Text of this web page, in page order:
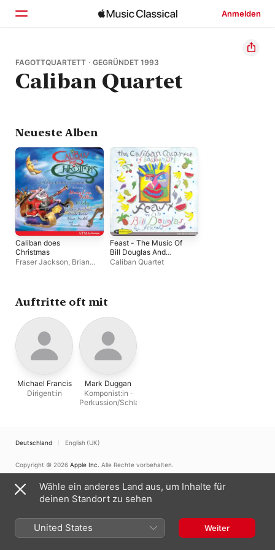
Anmelden
Startseite
Entdecken
FAGOTTQUARTETT · GEGRÜNDET 1993
Caliban Quartet
Neueste Alben
Caliban does
Christmas
Fraser Jackson, Brian
Valdy,Michael Francis,
Guy Few,Mark Duggan
Feast - The Music Of
Bill Douglas And
Friends
Caliban Quartet
Auftritte oft mit
Michael Francis
Dirigent:in
Mark Duggan
Komponist:in ·
Perkussion/Schlagzeug
Deutschland English (UK)
Copyright © 2026 Apple Inc. Alle Rechte vorbehalten.
Cookie-Warnung
Support Feedback
Wähle ein anderes Land aus, um Inhalte für
deinen Standort zu sehen
United States Weiter